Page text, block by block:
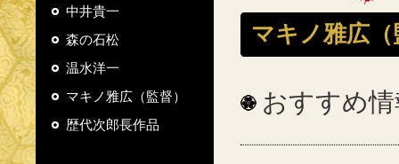
マキノ雅広（
おすすめ
中井貴一
森の石松
温水洋一
マキノ雅広（監督）
歴代次郎長作品